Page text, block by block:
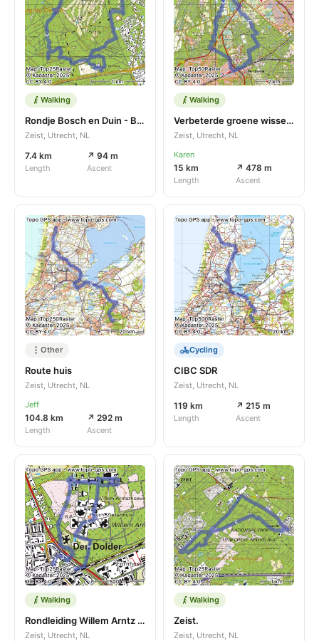
Walking
Rondje Bosch en Duin - Bilthoven
Zeist, Utrecht, NL
7.4 km
Length
↗ 94 m
Ascent
Walking
Verbeterde groene wissel Den Dolder
Zeist, Utrecht, NL
Karen
15 km
Length
↗ 478 m
Ascent
Other
Route huis
Zeist, Utrecht, NL
Jeff
104.8 km
Length
↗ 292 m
Ascent
Cycling
CIBC SDR
Zeist, Utrecht, NL
119 km
Length
↗ 215 m
Ascent
Walking
Rondleiding Willem Arntz hoeve
Zeist, Utrecht, NL
Walking
Zeist.
Zeist, Utrecht, NL